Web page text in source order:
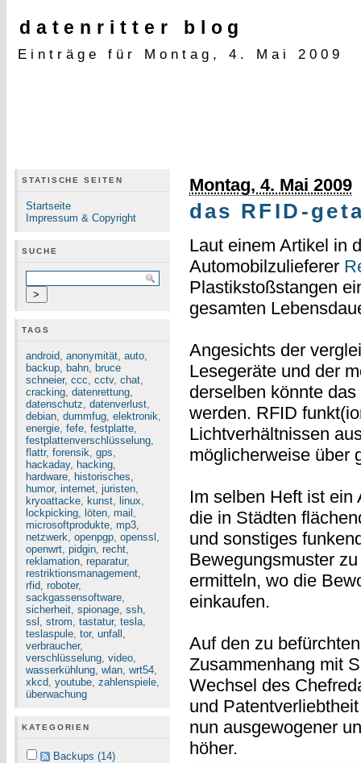
datenritter blog
Einträge für Montag, 4. Mai 2009
STATISCHE SEITEN
Startseite
Impressum & Copyright
SUCHE
TAGS
android, anonymität, auto,
backup, bahn, bruce
schneier, ccc, cctv, chat,
cracking, datenrettung,
datenschutz, datenverlust,
debian, dummfug, elektronik,
energie, fefe, festplatte,
festplattenverschlüsselung,
flattr, forensik, gps,
hackaday, hacking,
hardware, historisches,
humor, internet, juristen,
kryoattacke, kunst, linux,
lockpicking, löten, mail ,
microsoftprodukte, mp3,
netzwerk, openpgp, openssl ,
openwrt, pidgin, recht,
reklamation, reparatur,
restriktionsmanagement,
rfid, roboter,
sackgassensoftware,
sicherheit, spionage, ssh,
ssl , strom, tastatur, tesla,
teslaspule, tor, unfall ,
verbraucher,
verschlüsselung, video,
wasserkühlung, wlan, wrt54,
xkcd, youtube, zahlenspiele,
überwachung
KATEGORIEN
Backups (14)
Montag, 4. Mai 2009
das RFID-
Laut einem Artikel in
Automobilzulieferer
Plastikstoßstangen
gesamten
Angesichts der
Lesegeräte und der
derselben könnte
werden. RFID
Lichtverhältnissen
möglicherweise über
Im selben Heft ist
die in Städten
und sonstiges
Bewegungsmuster
ermitteln, wo die
einkaufen.
Auf den zu
Zusammenhang mit
Wechsel des
und
nun ausgewogener
höher.